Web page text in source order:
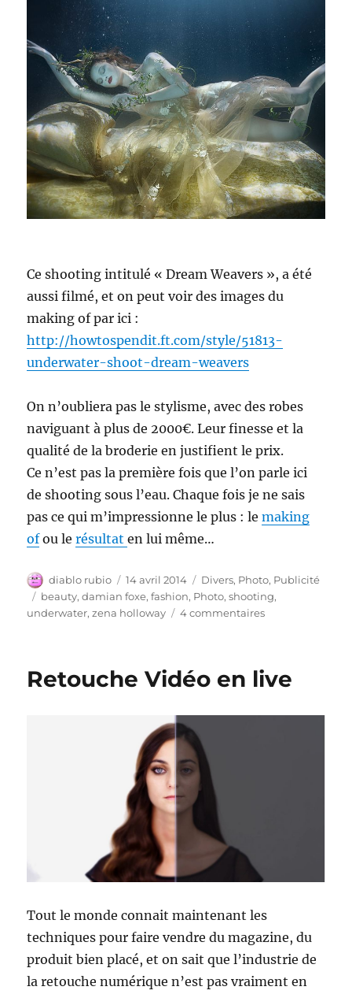
Ce shooting intitulé « Dream Weavers », a été
aussi filmé, et on peut voir des images du
making of par ici :
http://howtospendit.ft.com/style/51813-
underwater-shoot-dream-weavers
On n’oubliera pas le stylisme, avec des robes
naviguant à plus de 2000€. Leur finesse et la
qualité de la broderie en justifient le prix.
Ce n’est pas la première fois que l’on parle ici
de shooting sous l’eau. Chaque fois je ne sais
pas ce qui m’impressionne le plus : lemaking
ofou lerésultaten lui même…
Auteur
diablo rubio
Publié
le
14 avril 2014 Catégories
Divers, Photo, Publicité
Étiquettes
beauty,damian foxe,fashion, Photo,shooting,
underwater,zena holloway 4 commentairessur
Retouche Vidéo en live
Tout le monde connait maintenant les
techniques pour faire vendre du magazine, du
produit bien placé, et on sait que l’industrie de
la retouche numérique n’est pas vraiment en